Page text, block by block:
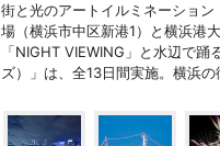
街と光のアートイルミネーショ
場（横浜市中区新港1）と横浜港
「NIGHT VIEWING」と水辺で
ズ）」は、全13日間実施。横浜